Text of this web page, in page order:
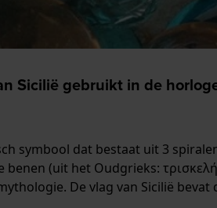
Sicilië gebruikt in de
symbool dat bestaat uit 3
benen (uit het Oudgrieks:
De vlag van Sicilië